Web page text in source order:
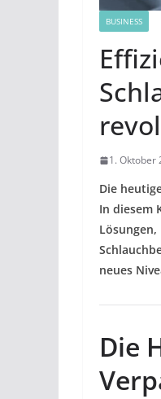
BUSINESS
1. Oktober
Die
In diesem
neues
Die